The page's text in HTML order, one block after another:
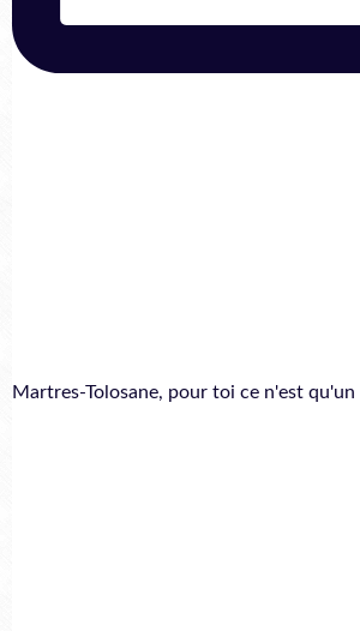
Martres-Tolosane, pour toi ce n'est qu'un